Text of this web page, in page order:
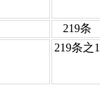
219条
219条之1